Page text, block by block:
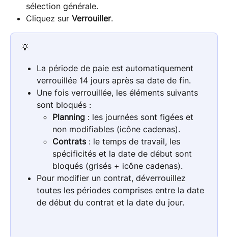
sélection générale.
Cliquez sur Verrouiller.
💡
La période de paie est automatiquement
verrouillée 14 jours après sa date de fin.
Une fois verrouillée, les éléments suivants
sont bloqués :
Planning : les journées sont figées et
non modifiables (icône cadenas).
Contrats : le temps de travail, les
spécificités et la date de début sont
bloqués (grisés + icône cadenas).
Pour modifier un contrat, déverrouillez
toutes les périodes comprises entre la date
de début du contrat et la date du jour.